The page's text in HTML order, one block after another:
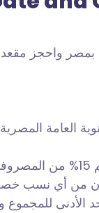
مقعدك في التقديم
العامة
من أي نسب خصم
الأدنى